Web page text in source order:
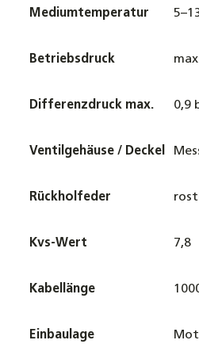
Mediumtemperatur
Betriebsdruck
Differenzdruck max. 0,9
Ventilgehäuse / Deckel
Rückholfeder
Kvs-Wert 7,8
Kabellänge
Einbaulage